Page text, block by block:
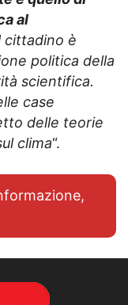
al
cittadino è
politica della
scientifica.
case
delle teorie
clima“.